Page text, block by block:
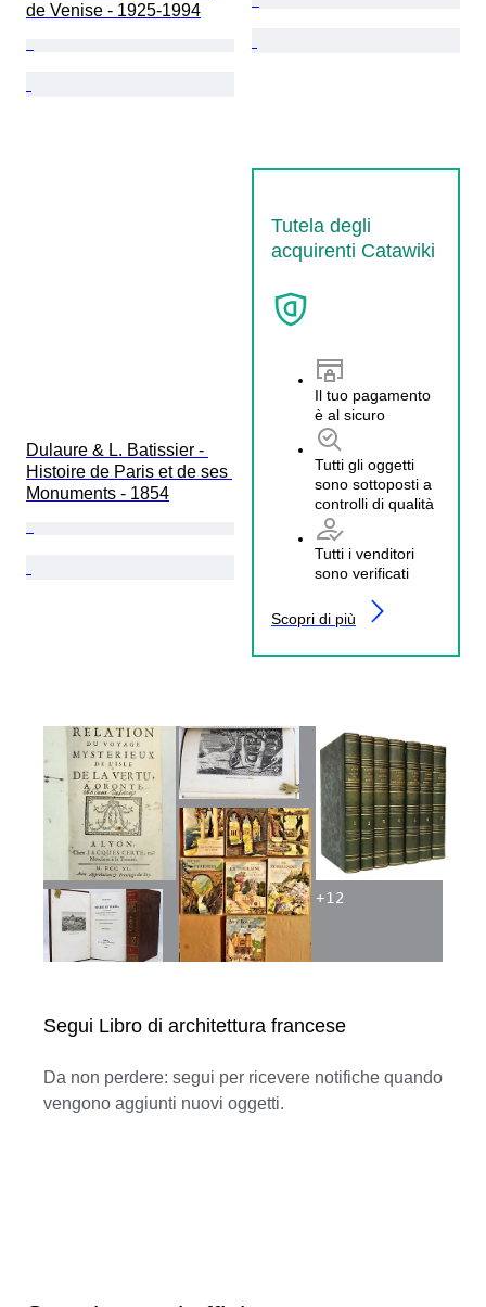
de Venise - 1925-1994
Dulaure & L. Batissier -
Histoire de Paris et de ses
Monuments - 1854
Tutela degli
acquirenti Catawiki
Il tuo pagamento
è al sicuro
Tutti gli oggetti
sono sottoposti a
controlli di qualità
Tutti i venditori
sono verificati
Scopri di più
Segui Libro di architettura francese
Da non perdere: segui per ricevere notifiche quando
vengono aggiunti nuovi oggetti.
+12